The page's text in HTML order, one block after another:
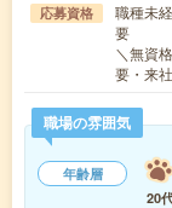
応募資格
職種未
要
＼無資
要・来
職場の雰囲気
年齢層
20